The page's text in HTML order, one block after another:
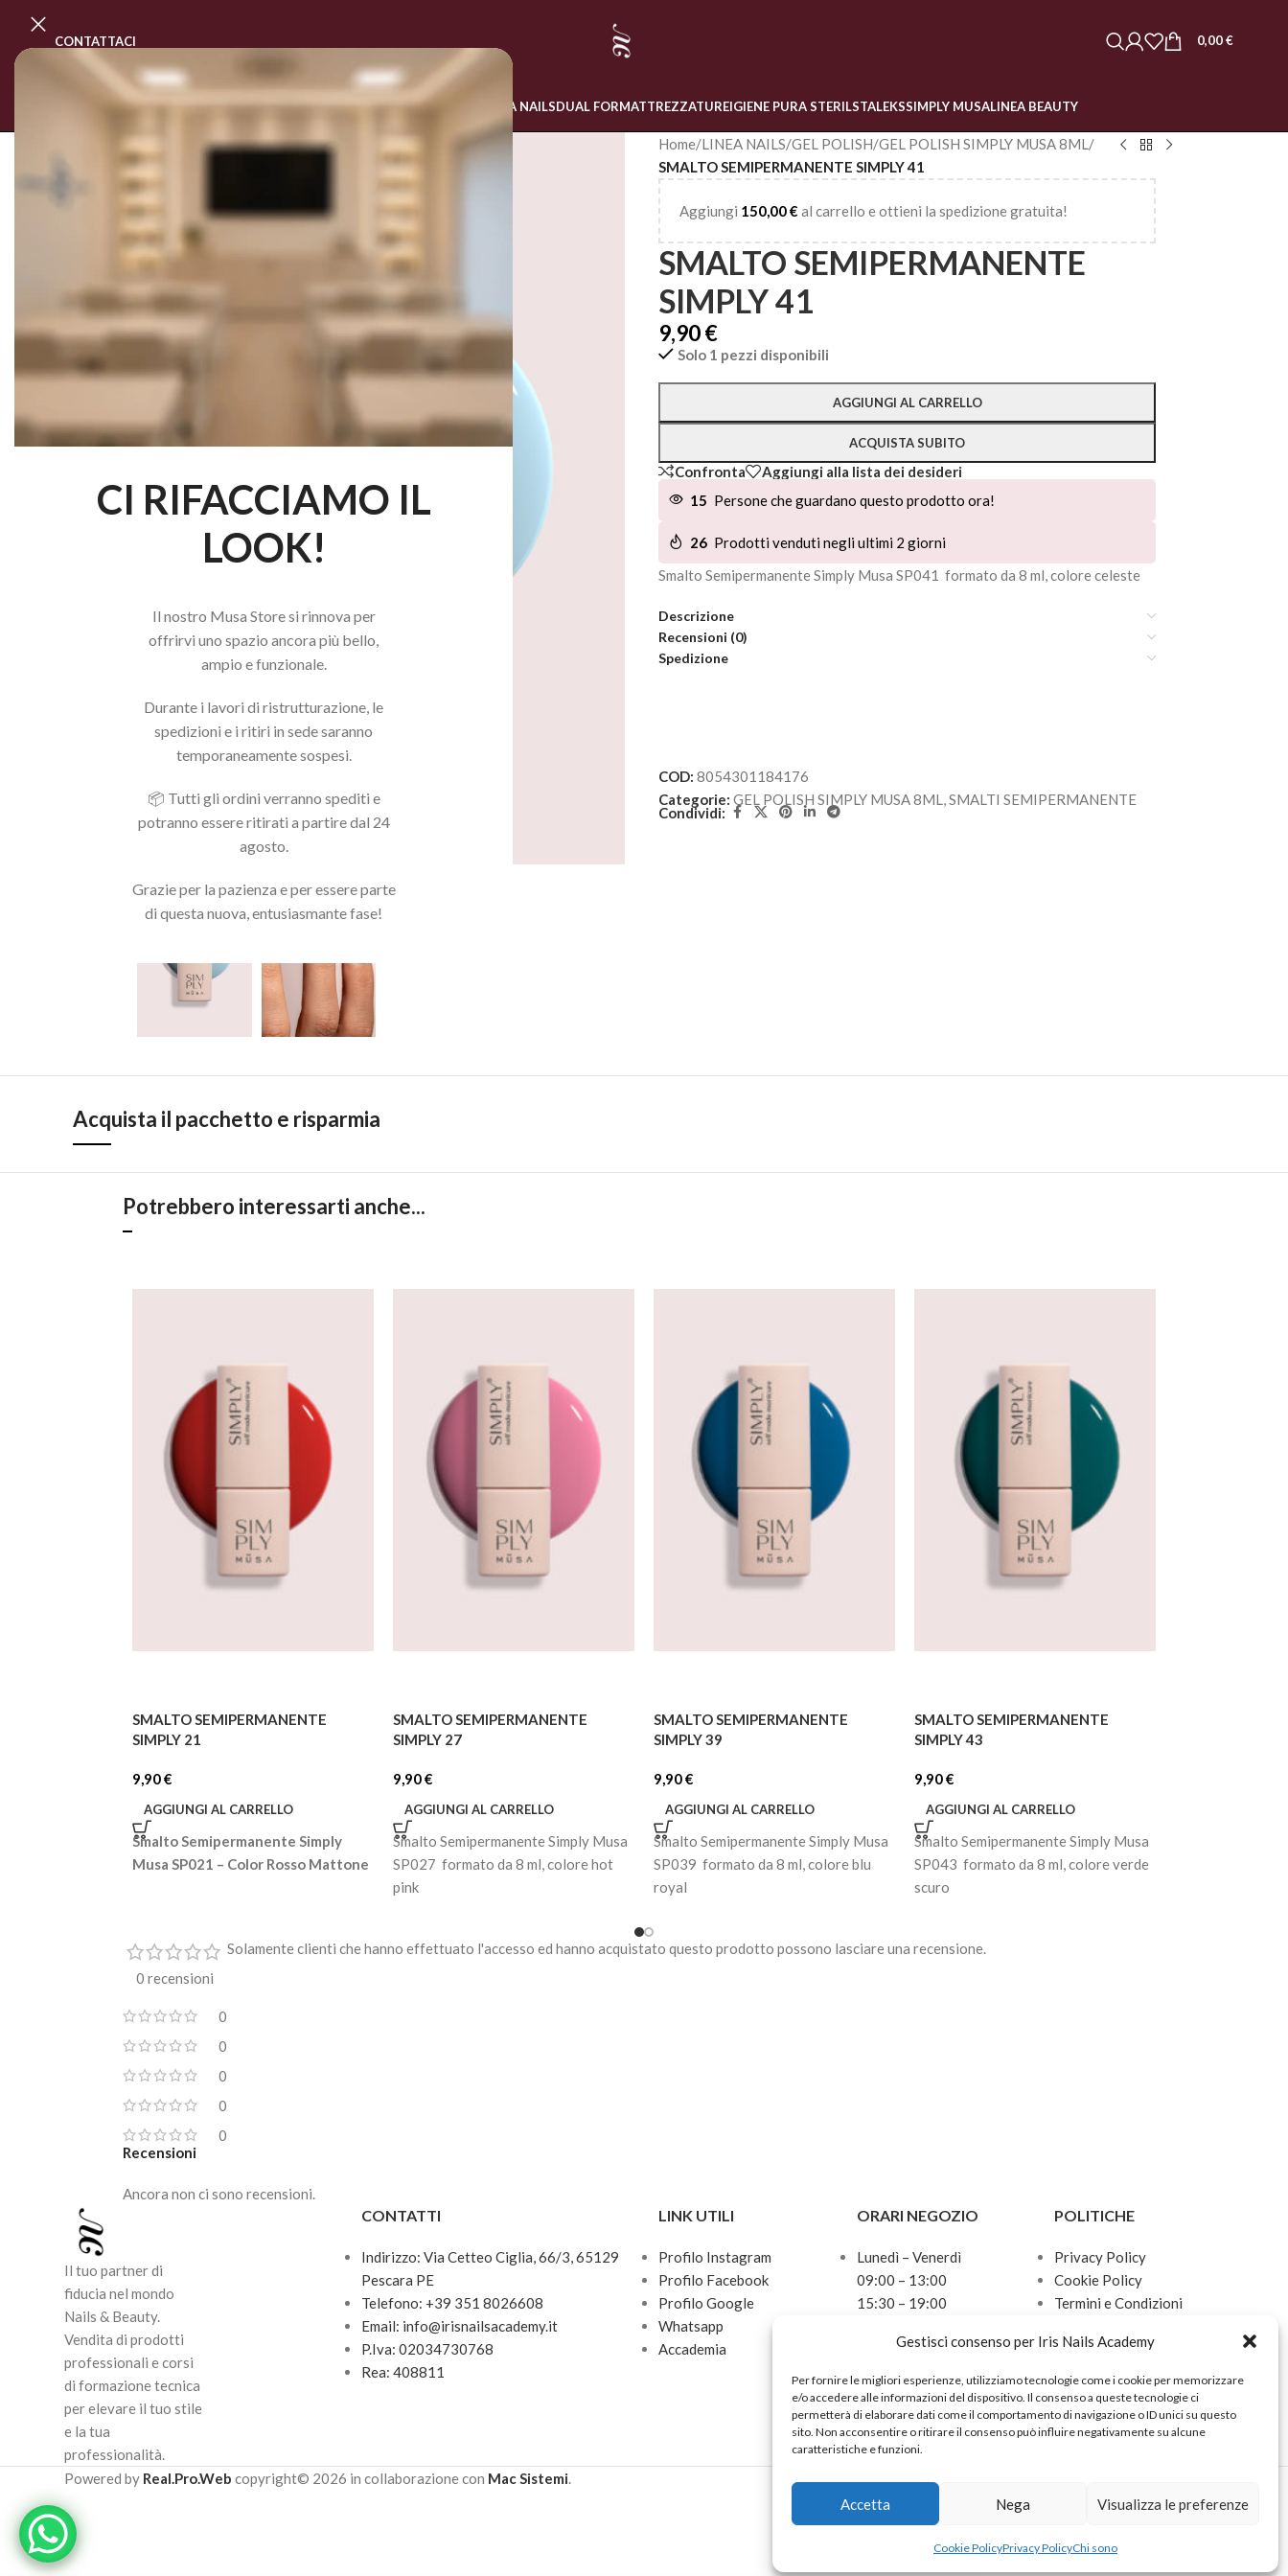
CI RIFACCIAMO IL
LOOK!
Il nostro Musa Store si rinnova per
offrirvi uno spazio ancora più bello,
ampio e funzionale.
Durante i lavori di ristrutturazione, le
spedizioni e i ritiri in sede saranno
temporaneamente sospesi.
📦 Tutti gli ordini verranno spediti e
potranno essere ritirati a partire dal 24
agosto.
Grazie per la pazienza e per essere parte
di questa nuova, entusiasmante fase!
Gestisci consenso per Iris Nails Academy
Per fornire le migliori esperienze, utilizziamo tecnologie come i cookie per memorizzare
e/o accedere alle informazioni del dispositivo. Il consenso a queste tecnologie ci
permetterà di elaborare dati come il comportamento di navigazione o ID unici su questo
sito. Non acconsentire o ritirare il consenso può influire negativamente su alcune
caratteristiche e funzioni.
Accetta Nega Visualizza le preferenze
Cookie PolicyPrivacy PolicyChi sono
CONTATTACI 0,00€
PROGRAMMA MASTER CLASSCORSI ONLINE LINEA NAILSDUAL FORMATTREZZATUREIGIENE PURA STERILSTALEKSSIMPLY MUSALINEA BEAUTY
Home/LINEA NAILS/GEL POLISH/GEL POLISH SIMPLY MUSA 8ML/
SMALTO SEMIPERMANENTE SIMPLY 41
Aggiungi 150,00€ al carrello e ottieni la spedizione gratuita!
SMALTO SEMIPERMANENTE
SIMPLY 41
9,90€
Solo 1 pezzi disponibili
AGGIUNGI AL CARRELLO
ACQUISTA SUBITO
Confronta
Aggiungi alla lista dei desideri
15 Persone che guardano questo prodotto ora!
26 Prodotti venduti negli ultimi 2 giorni
Smalto Semipermanente Simply Musa SP041 formato da 8 ml, colore celeste
Descrizione
Recensioni (0)
Spedizione
COD: 8054301184176
Categorie: GEL POLISH SIMPLY MUSA 8ML,SMALTI SEMIPERMANENTE
Condividi:
Acquista il pacchetto e risparmia
Potrebbero interessarti anche...
SMALTO SEMIPERMANENTE
SIMPLY 21
9,90€
AGGIUNGI AL CARRELLO
Smalto Semipermanente Simply
Musa SP021 – Color Rosso Mattone
SMALTO SEMIPERMANENTE
SIMPLY 27
9,90€
AGGIUNGI AL CARRELLO
Smalto Semipermanente Simply Musa
SP027 formato da 8 ml, colore hot
pink
SMALTO SEMIPERMANENTE
SIMPLY 39
9,90€
AGGIUNGI AL CARRELLO
Smalto Semipermanente Simply Musa
SP039 formato da 8 ml, colore blu
royal
SMALTO SEMIPERMANENTE
SIMPLY 43
9,90€
AGGIUNGI AL CARRELLO
Smalto Semipermanente Simply Musa
SP043 formato da 8 ml, colore verde
scuro
0 recensioni
0
0
0
0
0
Recensioni
Ancora non ci sono recensioni.
Solamente clienti che hanno effettuato l'accesso ed hanno acquistato questo prodotto possono lasciare una recensione.
Il tuo partner di
fiducia nel mondo
Nails & Beauty.
Vendita di prodotti
professionali e corsi
di formazione tecnica
per elevare il tuo stile
e la tua
professionalità.
CONTATTI
Indirizzo: Via Cetteo Ciglia, 66/3, 65129
Pescara PE
Telefono: +39 351 8026608
Email: info@irisnailsacademy.it
P.Iva: 02034730768
Rea: 408811
LINK UTILI
Profilo Instagram
Profilo Facebook
Profilo Google
Whatsapp
Accademia
ORARI NEGOZIO
Lunedì – Venerdì
09:00 – 13:00
15:30 – 19:00
10:00 – 13:00
Domenica
Chiuso
POLITICHE
Privacy Policy
Cookie Policy
Termini e Condizioni
Powered by Real.Pro.Web copyright© 2026 in collaborazione con Mac Sistemi.